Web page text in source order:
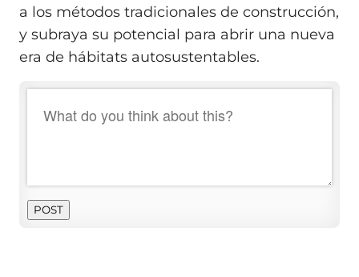
a los métodos tradicionales de construcción,
y subraya su potencial para abrir una nueva
era de hábitats autosustentables.
POST